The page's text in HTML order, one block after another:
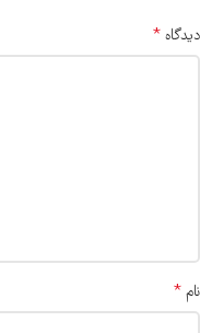
دیدگاه *
نام *